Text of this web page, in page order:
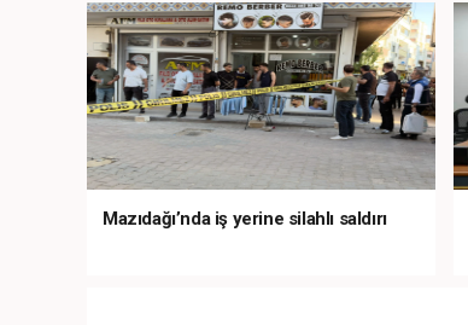
Mazıdağı’nda iş yerine silahlı saldırı